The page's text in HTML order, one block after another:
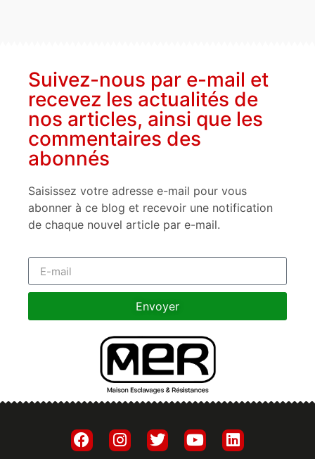
Suivez-nous par e-mail et
recevez les actualités de
nos articles, ainsi que les
commentaires des
abonnés
Saisissez votre adresse e-mail pour vous
abonner à ce blog et recevoir une notification
de chaque nouvel article par e-mail.
Envoyer